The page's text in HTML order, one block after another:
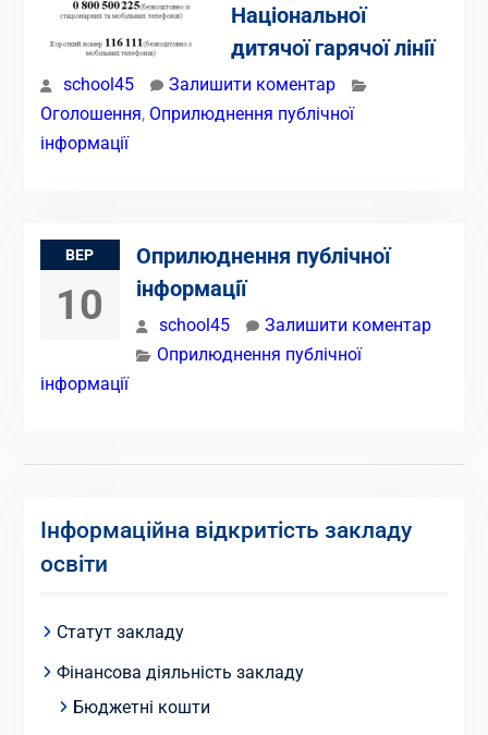
Національної
дитячої гарячої лінії
school45
Залишити коментар
Оголошення, Оприлюднення публічної
інформації
ВЕР
10
Оприлюднення публічної
інформації
school45
Залишити коментар
Оприлюднення публічної
інформації
Інформаційна відкритість закладу
освіти
Статут закладу
Фінансова діяльність закладу
Бюджетні кошти